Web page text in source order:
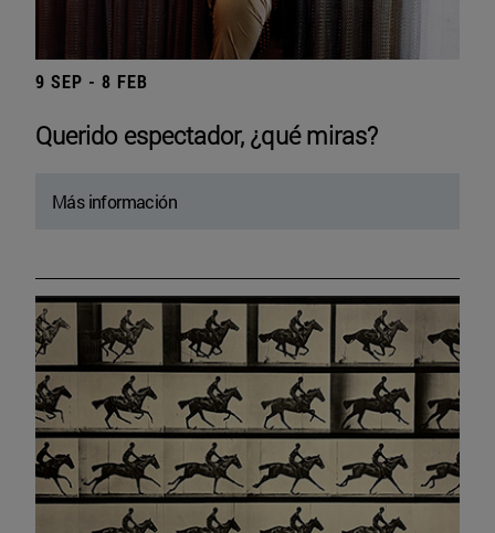
9 SEP - 8 FEB
Querido espectador, ¿qué miras?
Más información